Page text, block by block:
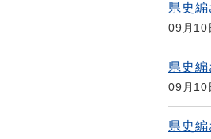
県史
09月10
県史
09月10
県史